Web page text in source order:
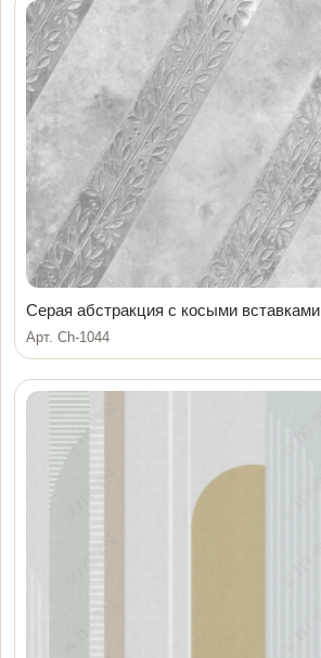
Серая абстракция с косыми вставками
Арт. Ch-1044